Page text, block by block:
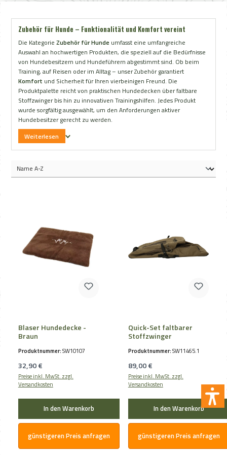
Zubehör für Hunde – Funktionalität und Komfort vereint
Die Kategorie Zubehör für Hundeumfasst eine umfangreiche
Auswahl an hochwertigen Produkten, die speziell auf die Bedürfnisse
von Hundebesitzern und Hundeführern abgestimmt sind. Ob beim
Training, auf Reisen oder im Alltag – unser Zubehör garantiert
Komfort und Sicherheit für Ihren vierbeinigen Freund. Die
Produktpalette reicht von praktischen Hundedecken über faltbare
Stoffzwinger bis hin zu innovativen Trainingshilfen. Jedes Produkt
wurde sorgfältig ausgewählt, um den Anforderungen aktiver
Hundebesitzer gerecht zu werden.
Weiterlesen
Blaser Hundedecke -
Braun
Produktnummer:SW10107
Regulärer Preis:
32,90 €
Preise inkl. MwSt. zzgl.
Versandkosten
In den Warenkorb
günstigeren Preis anfragen
Quick-Set faltbarer
Stoffzwinger
Produktnummer:SW11465.1
Regulärer Preis:
89,00 €
Preise inkl. MwSt. zzgl.
Versandkosten
In den Warenkorb
günstigeren Preis anfragen